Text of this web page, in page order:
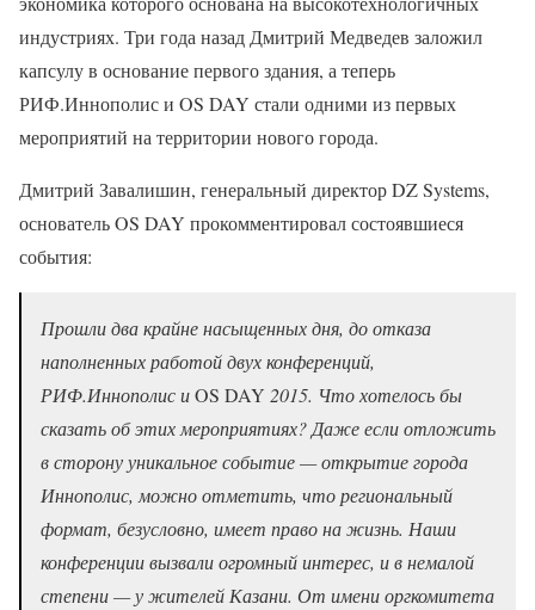
индустриях. Три года назад Дмитрий Медведев заложил
капсулу в основание первого здания, а теперь
РИФ.Иннополис и OS DAY стали одними из первых
мероприятий на территории нового города.
Дмитрий Завалишин, генеральный директор DZ Systems,
основатель OS DAY прокомментировал состоявшиеся
события:
Прошли два крайне насыщенных дня, до отказа
наполненных работой двух конференций,
РИФ.Иннополис иOS DAY 2015. Что хотелось бы
сказать об этих мероприятиях? Даже если отложить
в сторону уникальное событие — открытие города
Иннополис, можно отметить, что региональный
формат, безусловно, имеет право на жизнь. Наши
конференции вызвали огромный интерес, и в немалой
степени — у жителей Казани. От имени оргкомитета